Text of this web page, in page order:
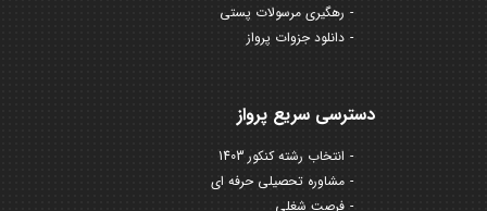
رهگیری مرسولات پستی
دانلود جزوات پرواز
دسترسی سریع پرواز
انتخاب رشته کنکور 1403
مشاوره تحصیلی حرفه ای
فرصت شغلی